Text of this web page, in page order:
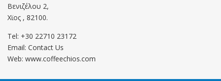
Βενιζέλου 2,
Χϊος , 82100.
Tel: +30 22710 23172
Email: Contact Us
Web: www.coffeechios.com